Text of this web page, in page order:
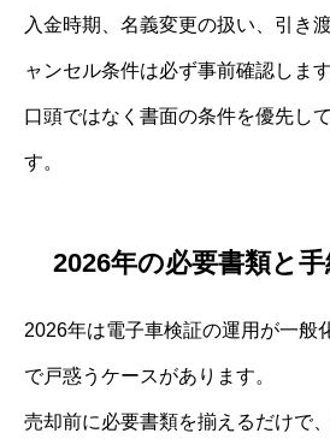
入金時期、名義変更の扱い、引き
ャンセル条件は必ず事前確認します
口頭ではなく書面の条件を優先し
す。
2026年の必要書類と
2026年は電子車検証の運用が一般
で戸惑うケースがあります。
売却前に必要書類を揃えるだけで